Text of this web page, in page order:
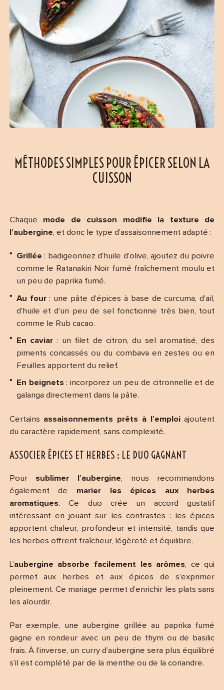
MÉTHODES SIMPLES POUR ÉPICER SELON LA
CUISSON
Chaque mode de cuisson modifie la texture de
l’aubergine, et donc le type d’assaisonnement adapté :
Grillée : badigeonnez d’huile d’olive, ajoutez du poivre
comme le Ratanakiri Noir fumé fraîchement moulu et
un peu de paprika fumé.
Au four: une pâte d’épices à base de curcuma, d’ail,
d’huile et d’un peu de sel fonctionne très bien, tout
comme le Rub cacao.
En caviar : un filet de citron, du sel aromatisé, des
piments concassés ou du combava en zestes ou en
Feuilles apportent du relief.
En beignets: incorporez un peu de citronnelle et de
galanga directement dans la pâte.
Certains assaisonnements prêts à l’emploiajoutent
du caractère rapidement, sans complexité.
ASSOCIER ÉPICES ET HERBES : LE DUO GAGNANT
Pour sublimer l’aubergine, nous recommandons
également de marier les épices aux herbes
aromatiques. Ce duo crée un accord gustatif
intéressant en jouant sur les contrastes : les épices
apportent chaleur, profondeur et intensité, tandis que
les herbes offrent fraîcheur, légèreté et équilibre.
L’aubergine absorbe facilement les arômes, ce qui
permet aux herbes et aux épices de s’exprimer
pleinement. Ce mariage permet d’enrichir les plats sans
les alourdir.
Par exemple, une aubergine grillée au paprika fumé
gagne en rondeur avec un peu de thym ou de basilic
frais. À l’inverse, un curry d’aubergine sera plus équilibré
s’il est complété par de la menthe ou de la coriandre.